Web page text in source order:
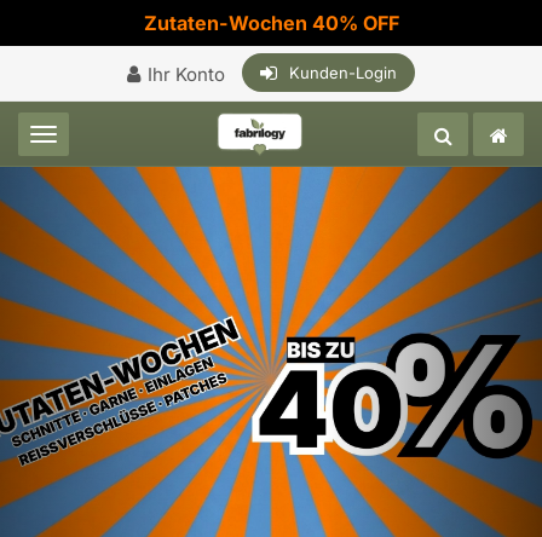
Zutaten-Wochen 40% OFF
Ihr Konto Kunden-Login
Toggle navigation